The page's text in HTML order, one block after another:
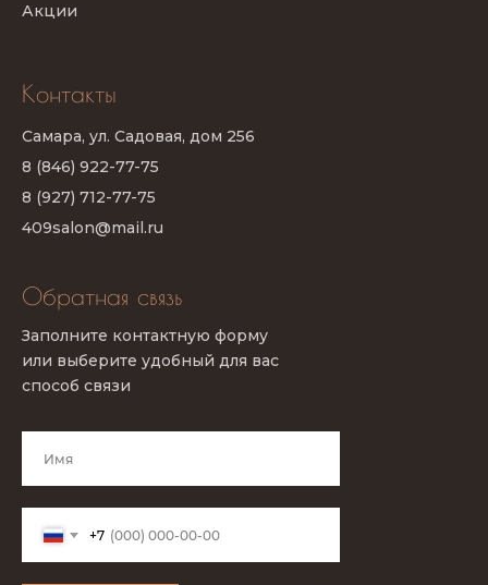
Контакты
Обратная связь
Заполните контактную форму
или выберите удобный для вас
способ связи
Самара, ул. Садовая, дом 256
8 (846) 922-77-75
8 (927) 712-77-75
409salon@mail.ru
+7
Акции